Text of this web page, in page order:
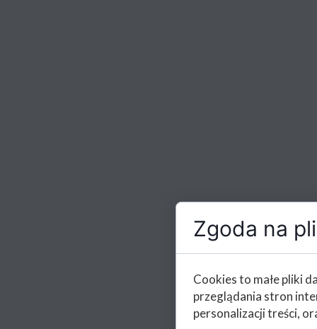
Zgoda na
Cookies to małe pliki
przeglądania stron
personalizacji treści,